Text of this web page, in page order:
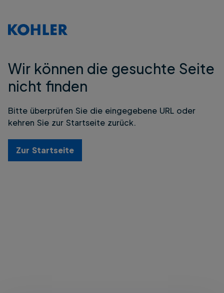
Wir können die gesuchte Seite
nicht finden
Bitte überprüfen Sie die eingegebene URL oder
kehren Sie zur Startseite zurück.
Zur Startseite